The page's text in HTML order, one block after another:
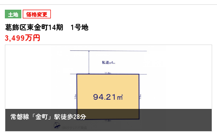
土地 価格変更
葛飾区東金町14期 1号地
3,499万円
常磐線「金町」駅徒歩28分